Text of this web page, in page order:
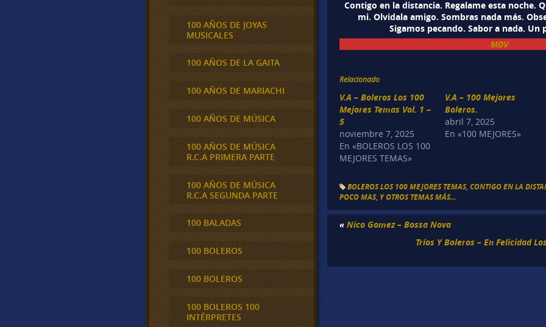
Contigo en la distancia. Regalame esta noche.
mi. Olvidala amigo. Sombras nada más.
Sigamos pecando. Sabor a nada. Un
MDV
Relacionado
V.A – Boleros Los 100
Mejores Temas Vol. 1 –
5
noviembre 7, 2025
En «BOLEROS LOS 100
MEJORES TEMAS»
V.A – 100 Mejores
Boleros.
abril 7, 2025
En «100 MEJORES»
BOLEROS LOS 100 MEJORES TEMAS,CONTIGO EN LA
POCO MAS, Y OTROS TEMAS MÁS...
«Nico Gomez – Bossa Nova
Tríos Y Boleros – En Felicidad
100 AÑOS DE JOYAS
MUSICALES
100 AÑOS DE LA GAITA
100 AÑOS DE MARIACHI
100 AÑOS DE MÚSICA
100 AÑOS DE MÚSICA
R.C.A PRIMERA PARTE
100 AÑOS DE MÚSICA
R.C.A SEGUNDA PARTE
100 BALADAS
100 BOLEROS
100 BOLEROS
100 BOLEROS 100
INTÉRPRETES